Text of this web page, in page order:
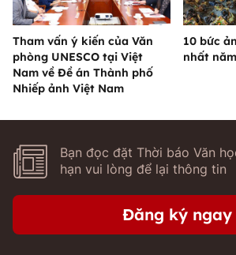
Tham vấn ý kiến của Văn
phòng UNESCO tại Việt
Nam về Đề án Thành phố
Nhiếp ảnh Việt Nam
10 bức
nhất
Bạn đọc đặt Thời báo Văn
hạn vui lòng để lại thông tin
Đăng ký ngay